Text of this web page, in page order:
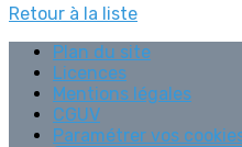
Retour à la liste
Plan du site
Licences
Mentions légales
CGUV
Paramétrer vos